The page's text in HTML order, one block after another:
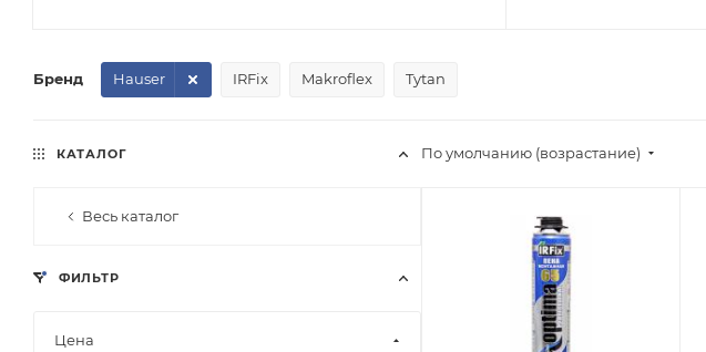
Бренд Hauser IRFix Makroflex Tytan
По умолчанию (возрастание)
КАТАЛОГ
Весь каталог
ФИЛЬТР
Цена